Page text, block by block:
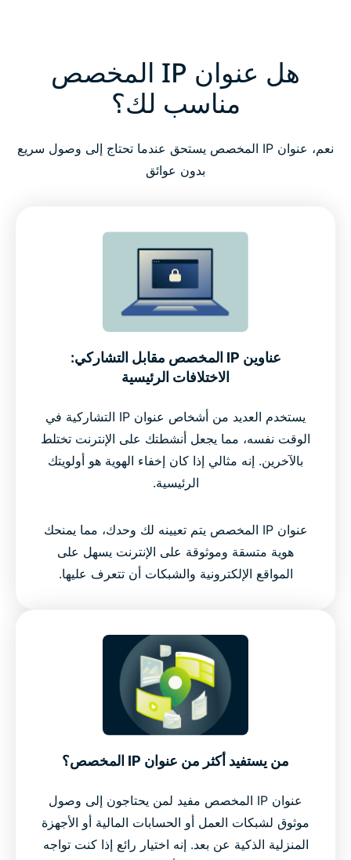
هل عنوان IP المخصص
مناسب لك؟
نعم، عنوان IP المخصص يستحق عندما تحتاج إلى وصول سريع
بدون عوائق
عناوين IP المخصص مقابل التشاركي:
الاختلافات الرئيسية
يستخدم العديد من أشخاص عنوان IP التشاركية في
الوقت نفسه، مما يجعل أنشطتك على الإنترنت تختلط
بالآخرين. إنه مثالي إذا كان إخفاء الهوية هو أولويتك
الرئيسية.
عنوان IP المخصص يتم تعيينه لك وحدك، مما يمنحك
هوية متسقة وموثوقة على الإنترنت يسهل على
المواقع الإلكترونية والشبكات أن تتعرف عليها.
من يستفيد أكثر من عنوان IP المخصص؟
عنوان IP المخصص مفيد لمن يحتاجون إلى وصول
موثوق لشبكات العمل أو الحسابات المالية أو الأجهزة
المنزلية الذكية عن بعد. إنه اختيار رائع إذا كنت تواجه